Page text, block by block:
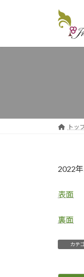
トッ
2022
表面
裏面
カテ